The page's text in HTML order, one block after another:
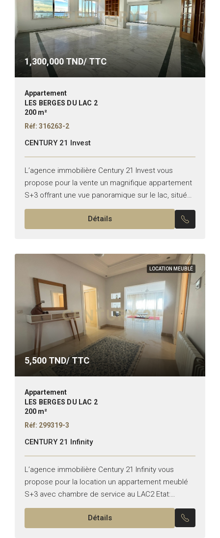
1,300,000 TND/ TTC
Appartement
LES BERGES DU LAC 2
200 m²
Réf: 316263-2
CENTURY 21 Invest
L’agence immobilière Century 21 Invest vous
propose pour la vente un magnifique appartement
S+3 offrant une vue panoramique sur le lac, situé
aux Berges du Lac 2. Typologie : S+3 Superficie :...
Détails
LOCATION MEUBLÉ
5,500 TND/ TTC
Appartement
LES BERGES DU LAC 2
200 m²
Réf: 299319-3
CENTURY 21 Infinity
L’agence immobilière Century 21 Infinity vous
propose pour la location un appartement meublé
S+3 avec chambre de service au LAC2 Etat:
meublé Il se compose de: -Un salon , salle à
Détails